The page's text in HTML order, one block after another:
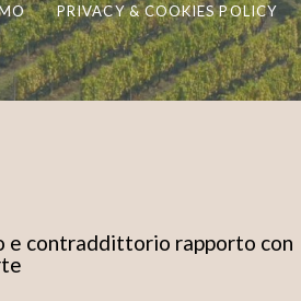
PRIVACY & COOKIES POLICY
e contraddittorio rapporto con